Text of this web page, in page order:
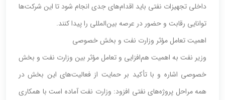
داخلی تجهیزات نفتی باید اقدام‌های جدی انجام شود تا این شرکت‌ها
توانایی رقابت و حضور در عرصه بین‌المللی را پیدا کنند.
اهمیت تعامل مؤثر وزارت نفت و بخش خصوصی
وزیر نفت به اهمیت هم‌افزایی و تعامل مؤثر بین وزارت نفت و بخش
خصوصی اشاره و با تأکید بر حمایت از فعالیت‌های این بخش در
همه مراحل پروژه‌های نفتی افزود: وزارت نفت آماده است با همکاری